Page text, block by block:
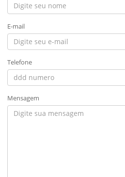
E-mail
Telefone
Mensagem